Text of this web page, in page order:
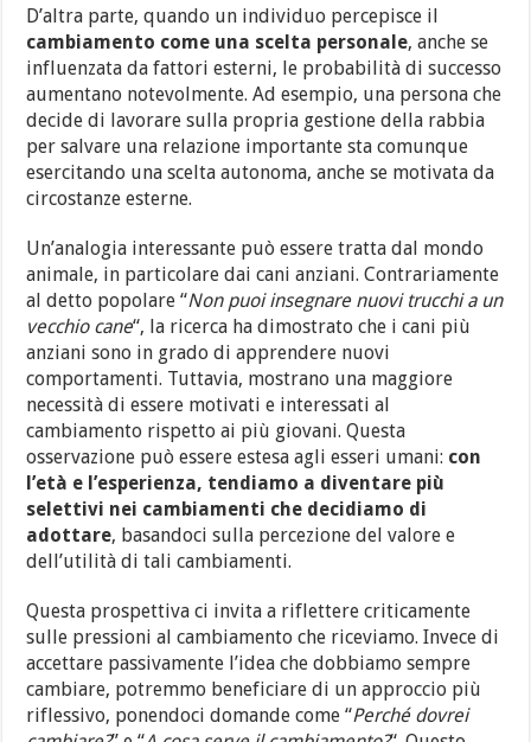
D’altra parte, quando un individuo percepisce il
cambiamento come una scelta personale, anche se
influenzata da fattori esterni, le probabilità di successo
aumentano notevolmente. Ad esempio, una persona che
decide di lavorare sulla propria gestione della rabbia
per salvare una relazione importante sta comunque
esercitando una scelta autonoma, anche se motivata da
circostanze esterne.
Un’analogia interessante può essere tratta dal mondo
animale, in particolare dai cani anziani. Contrariamente
al detto popolare “Non puoi insegnare nuovi trucchi a un
vecchio cane“, la ricerca ha dimostrato che i cani più
anziani sono in grado di apprendere nuovi
comportamenti. Tuttavia, mostrano una maggiore
necessità di essere motivati e interessati al
cambiamento rispetto ai più giovani. Questa
osservazione può essere estesa agli esseri umani: con
l’età e l’esperienza, tendiamo a diventare più
selettivi nei cambiamenti che decidiamo di
adottare, basandoci sulla percezione del valore e
dell’utilità di tali cambiamenti.
Questa prospettiva ci invita a riflettere criticamente
sulle pressioni al cambiamento che riceviamo. Invece di
accettare passivamente l’idea che dobbiamo sempre
cambiare, potremmo beneficiare di un approccio più
riflessivo, ponendoci domande come “Perché dovrei